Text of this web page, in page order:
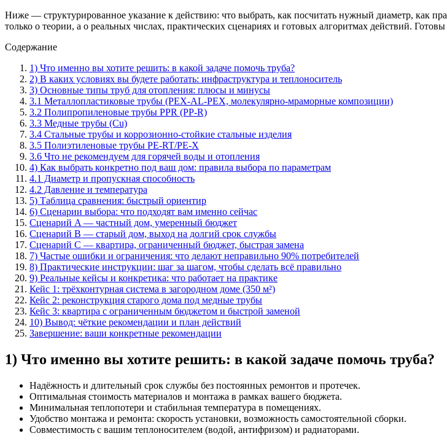
Ниже — структурированное указание к действию: что выбрать, как посчитать нужный диаметр, как
только о теории, а о реальных числах, практических сценариях и готовых алгоритмах действий.
Содержание
1) Что именно вы хотите решить: в какой задаче помочь труба?
2) В каких условиях вы будете работать: инфраструктура и теплоноситель
3) Основные типы труб для отопления: плюсы и минусы
3.1 Металлопластиковые трубы (PEX-AL-PEX, молекулярно-мраморные композиции)
3.2 Полипропиленовые трубы PPR (PP-R)
3.3 Медные трубы (Cu)
3.4 Стальные трубы и коррозионно-стойкие стальные изделия
3.5 Полиэтиленовые трубы PE-RT/PE-X
3.6 Что не рекомендуем для горячей воды и отопления
4) Как выбрать конкретно под ваш дом: правила выбора по параметрам
4.1 Диаметр и пропускная способность
4.2 Давление и температура
5) Таблица сравнения: быстрый ориентир
6) Сценарии выбора: что подходят вам именно сейчас
Сценарий A — частный дом, умеренный бюджет
Сценарий B — старый дом, выход на долгий срок службы
Сценарий C — квартира, ограниченный бюджет, быстрая замена
7) Частые ошибки и ограничения: что делают неправильно 90% потребителей
8) Практические инструкции: шаг за шагом, чтобы сделать всё правильно
9) Реальные кейсы и конкретика: что работает на практике
Кейс 1: трёхконтурная система в загородном доме (350 м²)
Кейс 2: реконструкция старого дома под медные трубы
Кейс 3: квартира с ограниченным бюджетом и быстрой заменой
10) Вывод: чёткие рекомендации и план действий
Завершение: ваши конкретные рекомендации
1) Что именно вы хотите решить: в какой задаче помочь труба?
Надёжность и длительный срок службы без постоянных ремонтов и протечек.
Оптимальная стоимость материалов и монтажа в рамках вашего бюджета.
Минимальная теплопотери и стабильная температура в помещениях.
Удобство монтажа и ремонта: скорость установки, возможность самостоятельной сборки.
Совместимость с вашим теплоносителем (водой, антифризом) и радиаторами.